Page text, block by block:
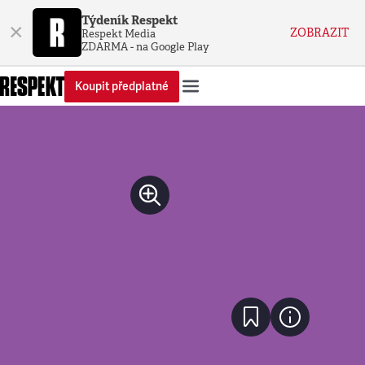
× Týdeník Respekt
Respekt Media
ZDARMA - na Google Play
ZOBRAZIT
Koupit předplatné